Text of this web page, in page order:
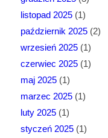
listopad 2025(1)
październik 2025(2)
wrzesień 2025(1)
czerwiec 2025(1)
maj 2025(1)
marzec 2025(1)
luty 2025(1)
styczeń 2025(1)